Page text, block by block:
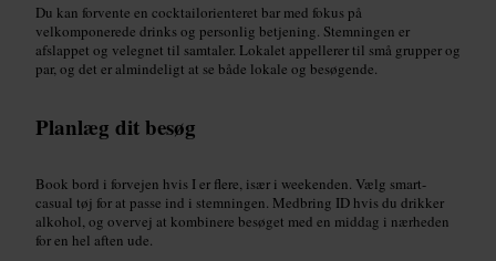
Du kan forvente en cocktailorienteret bar med fokus på
velkomponerede drinks og personlig betjening. Stemningen er
afslappet og velegnet til samtaler. Lokalet appellerer til små grupper og
par, og det er almindeligt at se både lokale og besøgende.
Planlæg dit besøg
Book bord i forvejen hvis I er flere, især i weekenden. Vælg smart-
casual tøj for at passe ind i stemningen. Medbring ID hvis du drikker
alkohol, og overvej at kombinere besøget med en middag i nærheden
for en hel aften ude.